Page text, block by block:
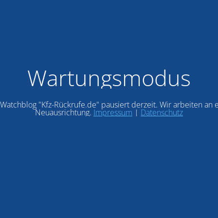
Wartungsmodus
"Kfz-Rückrufe.de" pausiert derzeit. Wir arbeiten an
Neuausrichtung. Impressum | Datenschutz